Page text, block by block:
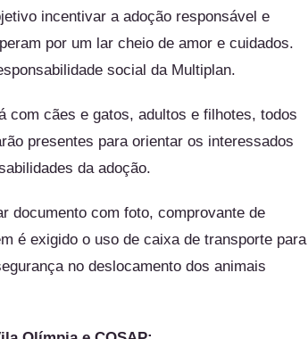
incentivar a adoção responsável e
por um lar cheio de amor e cuidados.
social da Multiplan.
com cães e gatos, adultos e filhotes, todos
presentes para orientar os interessados
da adoção.
documento com foto, comprovante de
é exigido o uso de caixa de transporte para
no deslocamento dos animais